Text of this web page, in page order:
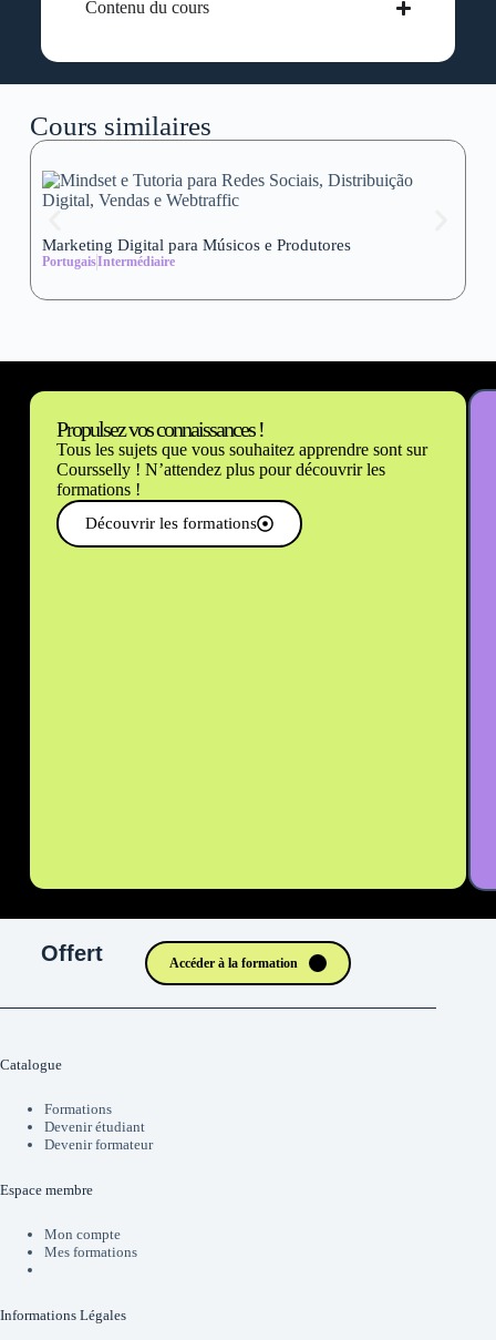
Contenu du cours
Cours similaires
Marketing Digital para Músicos e Produtores
PortugaisIntermédiaire
Propulsez vos connaissances !
Tous les sujets que vous souhaitez apprendre sont sur
Coursselly ! N’attendez plus pour découvrir les
formations !
Découvrir les formations
Offert Accéder à la formation
Catalogue
Formations
Devenir étudiant
Devenir formateur
Espace membre
Mon compte
Mes formations
Informations Légales